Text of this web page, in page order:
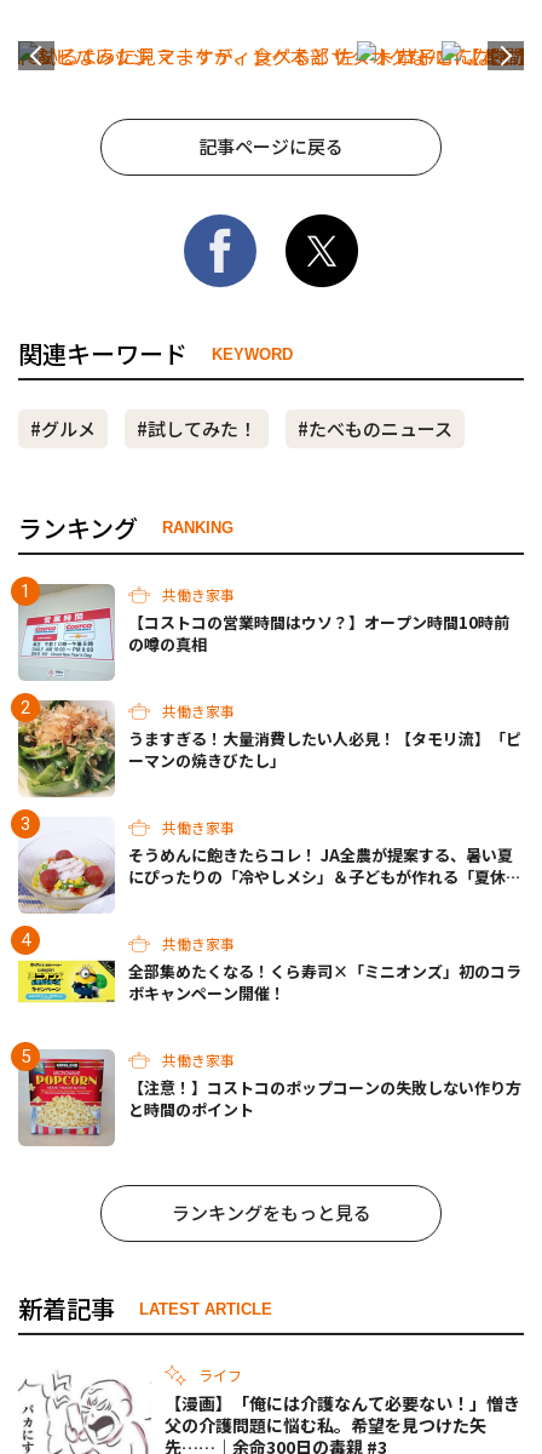
記事ページに戻る
関連キーワード KEYWORD
#グルメ #試してみた！ #たべものニュース
ランキング RANKING
共働き家事
【コストコの営業時間はウソ？】オープン時間10時前
の噂の真相
共働き家事
うますぎる！大量消費したい人必見！【タモリ流】「ピ
ーマンの焼きびたし」
共働き家事
そうめんに飽きたらコレ！ JA全農が提案する、暑い夏
にぴったりの「冷やしメシ」＆子どもが作れる「夏休み
共働き家事
全部集めたくなる！くら寿司×「ミニオンズ」初のコラ
ボキャンペーン開催！
共働き家事
【注意！】コストコのポップコーンの失敗しない作り方
と時間のポイント
ランキングをもっと見る
新着記事 LATEST ARTICLE
ライフ
【漫画】「俺には介護なんて必要ない！」憎き
父の介護問題に悩む私。希望を見つけた矢
先……｜余命300日の毒親 #3